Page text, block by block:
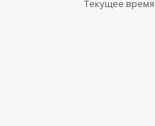
Текущее время: